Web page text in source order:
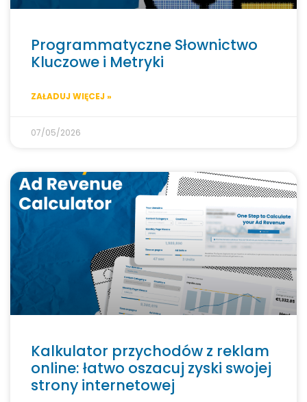
Programmatyczne Słownictwo
Kluczowe i Metryki
ZAŁADUJ WIĘCEJ »
07/05/2026
Kalkulator przychodów z reklam
online: łatwo oszacuj zyski swojej
strony internetowej